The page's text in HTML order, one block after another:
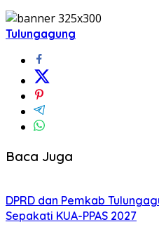
Tulungagung
Baca Juga
DPRD dan Pemkab
Sepakati KUA-PPAS 2027